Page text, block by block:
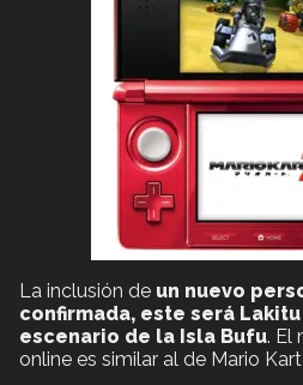
La inclusión de un nuevo
confirmada, este será Lakitu
escenario de la Isla Bufu. El
online es similar al de Mario Kart